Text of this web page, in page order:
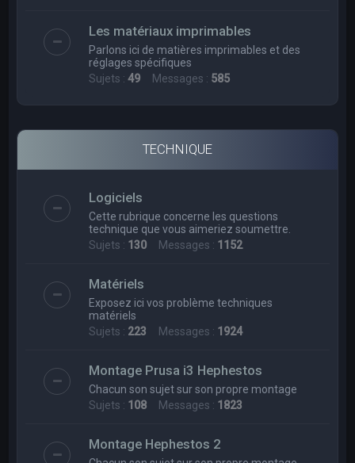
Les matériaux imprimables
Parlons ici de matières imprimables et des
réglages spécifiques
Sujets :49 Messages : 585
TECHNIQUE
Logiciels
Cette rubrique concerne les questions
technique que vous aimeriez soumettre.
Sujets : 130 Messages : 1152
Matériels
Exposez ici vos problème techniques
matériels
Sujets : 223 Messages : 1924
Montage Prusa i3 Hephestos
Chacun son sujet sur son propre montage
Sujets : 108 Messages : 1823
Montage Hephestos 2